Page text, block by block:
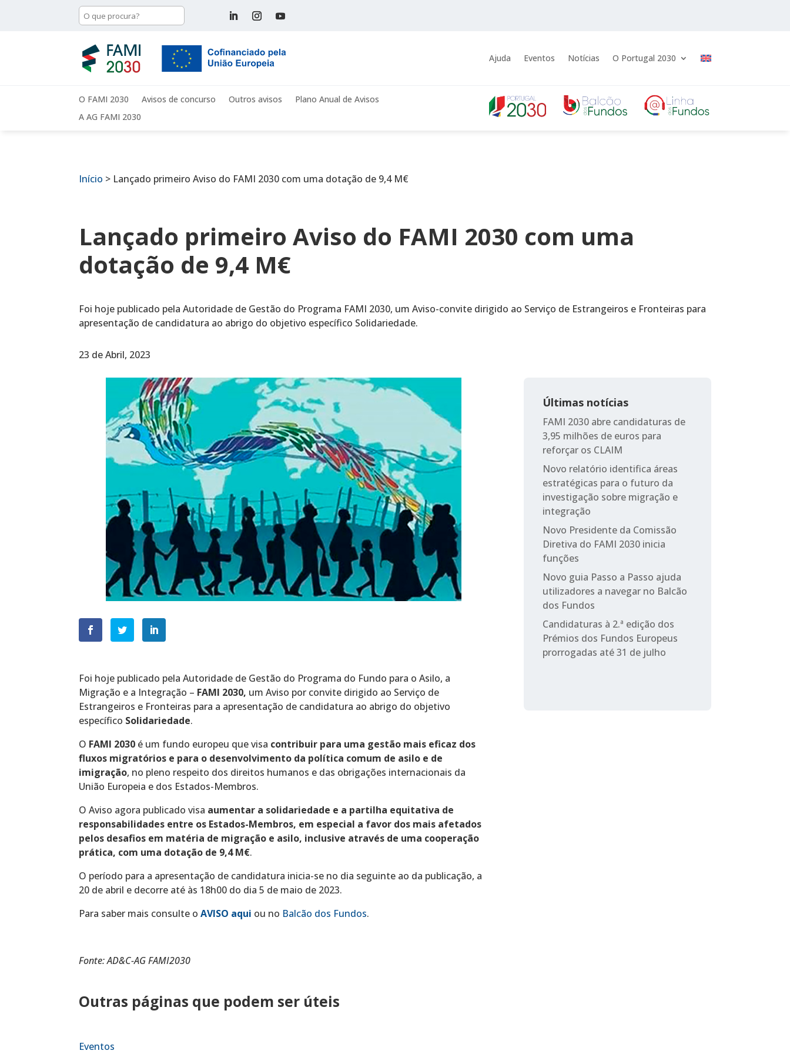
Ajuda Eventos Notícias O Portugal 2030
O FAMI 2030 Avisos de concurso Outros avisos
Plano Anual de Avisos
A AG FAMI 2030
Início > Lançado primeiro Aviso do FAMI 2030 com uma dotação de 9,4 M€
Lançado primeiro Aviso do FAMI 2030 com uma
dotação de 9,4 M€
Foi hoje publicado pela Autoridade de Gestão do Programa FAMI 2030, um Aviso-convite dirigido ao Serviço de Estrangeiros e Fronteiras para
apresentação de candidatura ao abrigo do objetivo específico Solidariedade.
23 de Abril, 2023
Foi hoje publicado pela Autoridade de Gestão do Programa do Fundo para o Asilo, a
Migração e a Integração – FAMI 2030, um Aviso por convite dirigido ao Serviço de
Estrangeiros e Fronteiras para a apresentação de candidatura ao abrigo do objetivo
específico Solidariedade.
O FAMI 2030 é um fundo europeu que visa contribuir para uma gestão mais eficaz dos
fluxos migratórios e para o desenvolvimento da política comum de asilo e de
imigração, no pleno respeito dos direitos humanos e das obrigações internacionais da
União Europeia e dos Estados-Membros.
O Aviso agora publicado visa aumentar a solidariedade e a partilha equitativa de
responsabilidades entre os Estados-Membros, em especial a favor dos mais afetados
pelos desafios em matéria de migração e asilo, inclusive através de uma cooperação
prática, com uma dotação de 9,4 M€.
O período para a apresentação de candidatura inicia-se no dia seguinte ao da publicação, a
20 de abril e decorre até às 18h00 do dia 5 de maio de 2023.
Para saber mais consulte oAVISO aqui ou no Balcão dos Fundos.
Fonte: AD&C-AG FAMI2030
Últimas notícias
FAMI 2030 abre candidaturas de
3,95 milhões de euros para
reforçar os CLAIM
Novo relatório identifica áreas
estratégicas para o futuro da
investigação sobre migração e
integração
Novo Presidente da Comissão
Diretiva do FAMI 2030 inicia
funções
Novo guia Passo a Passo ajuda
utilizadores a navegar no Balcão
dos Fundos
Candidaturas à 2.ª edição dos
Prémios dos Fundos Europeus
prorrogadas até 31 de julho
Outras páginas que podem ser úteis
Eventos